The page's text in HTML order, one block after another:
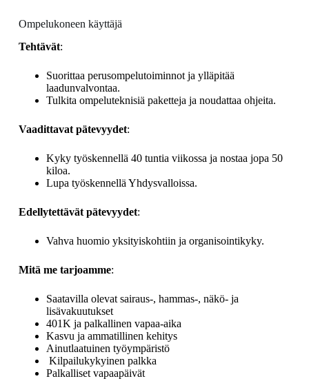
Ompelukoneen käyttäjä
Tehtävät:
Suorittaa perusompelutoiminnot ja ylläpitää
laadunvalvontaa.
Tulkita ompeluteknisiä paketteja ja noudattaa ohjeita.
Vaadittavat pätevyydet:
Kyky työskennellä 40 tuntia viikossa ja nostaa jopa 50
kiloa.
Lupa työskennellä Yhdysvalloissa.
Edellytettävät pätevyydet:
Vahva huomio yksityiskohtiin ja organisointikyky.
Mitä me tarjoamme:
Saatavilla olevat sairaus-, hammas-, näkö- ja
lisävakuutukset
401K ja palkallinen vapaa-aika
Kasvu ja ammatillinen kehitys
Ainutlaatuinen työympäristö
Kilpailukykyinen palkka
Palkalliset vapaapäivät